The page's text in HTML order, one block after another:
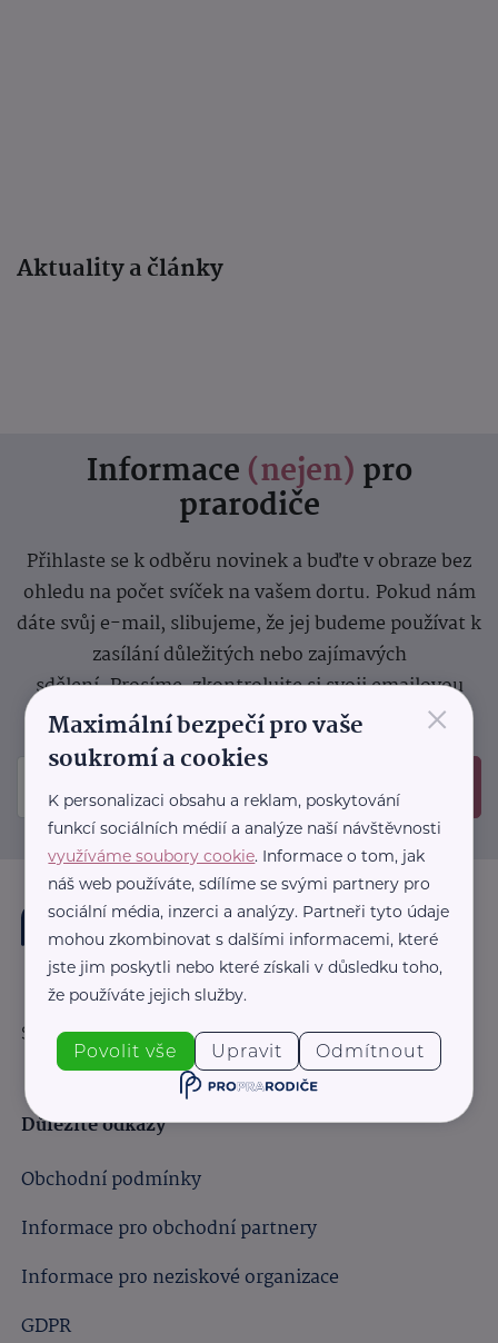
Aktuality a články
Informace (nejen) pro
prarodiče
Přihlaste se k odběru novinek a buďte v obraze bez
ohledu na počet svíček na vašem dortu. Pokud nám
dáte svůj e-mail, slibujeme, že jej budeme používat k
zasílání důležitých nebo zajímavých
sdělení.Prosíme, zkontrolujte si svoji emailovou
schránku, kam jsme poslali potvrzovací e-mail.
Sledujte nás:
Důležité odkazy
Obchodní podmínky
Informace pro obchodní partnery
Informace pro neziskové organizace
GDPR
×
Maximální bezpečí pro vaše
soukromí a cookies
K personalizaci obsahu a reklam, poskytování
funkcí sociálních médií a analýze naší návštěvnosti
využíváme soubory cookie. Informace o tom, jak
náš web používáte, sdílíme se svými partnery pro
sociální média, inzerci a analýzy. Partneři tyto údaje
mohou zkombinovat s dalšími informacemi, které
jste jim poskytli nebo které získali v důsledku toho,
že používáte jejich služby.
Povolit vše Upravit Odmítnout